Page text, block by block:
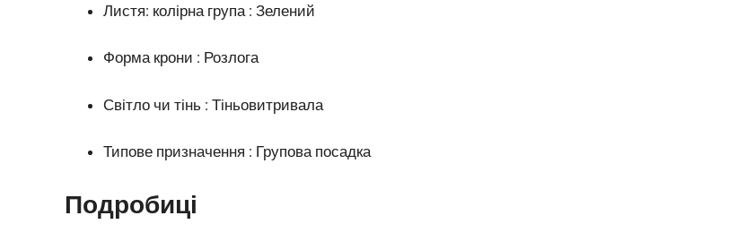
Листя: колірна група : Зелений
Форма крони : Розлога
Світло чи тінь : Тіньовитривала
Типове призначення : Групова посадка
Подробиці